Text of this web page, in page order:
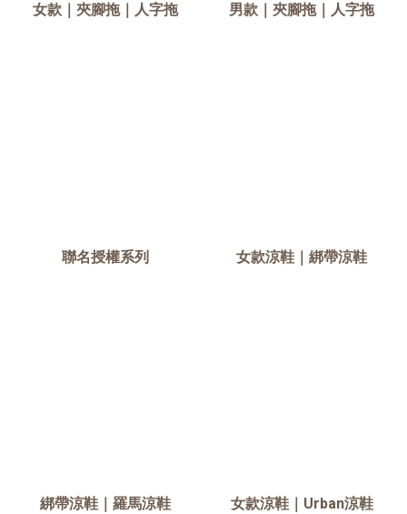
女款｜夾腳拖｜人字拖 男款｜夾腳拖｜人字拖
聯名授權系列 女款涼鞋｜綁帶涼鞋
綁帶涼鞋｜羅馬涼鞋 女款涼鞋｜Urban涼鞋